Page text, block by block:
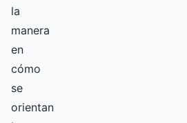
la
manera
en
cómo
se
orientan